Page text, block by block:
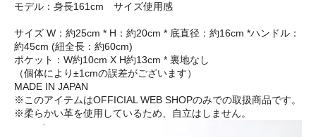
モデル：身長161cm サイズ使用感
サイズ W：約25cm * H：約20cm * 底直径：約16cm *ハンドル：
約45cm (紐全長：約60cm)
ポケット：W約10cm X H約13cm * 裏地なし
（個体により±1cmの誤差がございます）
MADE IN JAPAN
※このアイテムはOFFICIAL WEB SHOPのみでの取扱商品です。
※柔らかい革を使用しているため、自立はしません。